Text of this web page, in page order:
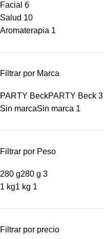
Facial 6
Salud 10
Aromaterapia 1
Filtrar por Marca
PARTY BeckPARTY Beck 3
Sin marcaSin marca 1
Filtrar por Peso
280 g280 g 3
1 kg1 kg 1
Filtrar por precio